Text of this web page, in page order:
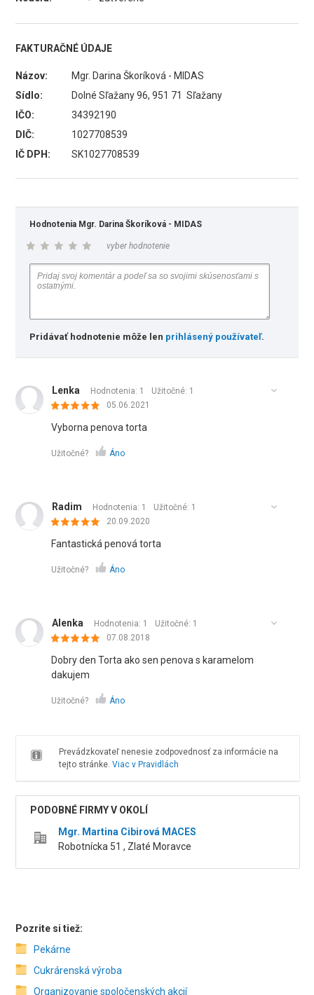
FAKTURAČNÉ ÚDAJE
Názov:
Mgr. Darina Škoríková - MIDAS
Sídlo:
Dolné Sľažany 96, 951 71 Sľažany
IČO:
34392190
DIČ:
1027708539
IČ DPH:
SK1027708539
Hodnotenia Mgr. Darina Škoríková - MIDAS
vyber hodnotenie
Pridávať hodnotenie môže len prihlásený používateľ.
Lenka Hodnotenia: 1 Užitočné: 1
05.06.2021
Vyborna penova torta
Užitočné? Áno
Radim Hodnotenia: 1 Užitočné: 1
20.09.2020
Fantastická penová torta
Užitočné? Áno
Alenka Hodnotenia: 1 Užitočné: 1
07.08.2018
Dobry den Torta ako sen penova s karamelom
dakujem
Užitočné? Áno
Prevádzkovateľ nenesie zodpovednosť za informácie na
tejto stránke. Viac v Pravidlách
PODOBNÉ FIRMY V OKOLÍ
Mgr. Martina Cibirová MACES
Robotnícka 51 , Zlaté Moravce
Pozrite si tiež:
Pekárne
Cukrárenská výroba
Organizovanie spoločenských akcií